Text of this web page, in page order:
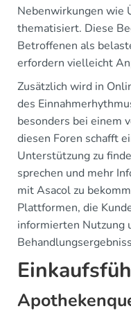
Nebenwirkungen wie
thematisiert. Diese
Betroffenen als
erfordern vielleicht
Zusätzlich wird in
des
besonders bei einem
diesen Foren schafft
Unterstützung zu
sprechen und mehr
mit Asacol zu
Plattformen, die
informierten Nutzung